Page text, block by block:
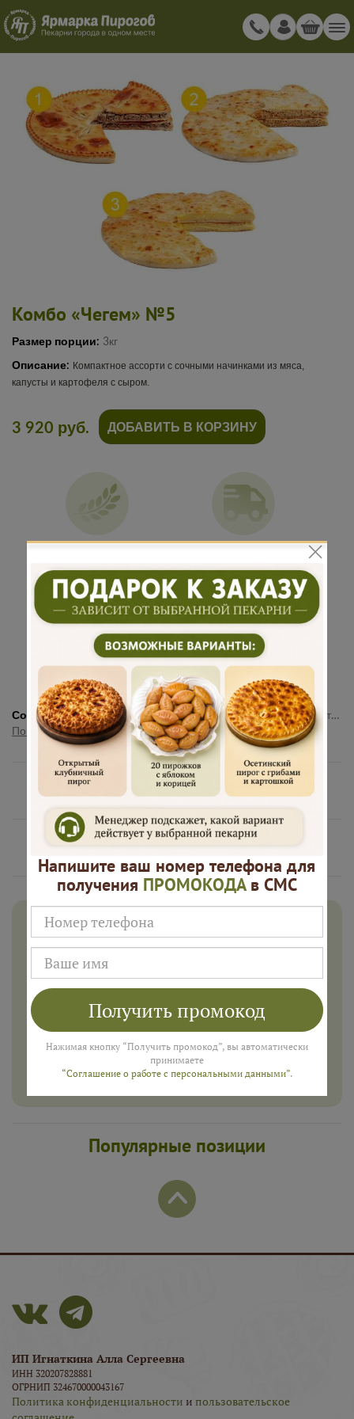
Комбо «Чегем» №5
Размер порции: 3кг
Описание: Компактное ассорти с сочными начинками из мяса,
капусты и картофеля с сыром.
Традиционная
Бережная
Подарок к
каждому
Много
начинки
3 920 руб. ДОБАВИТЬ В КОРЗИНУ
Состав:Пирог традиционный с мясом 1000 г, Пирог с капустой 1000 г, Пирог с картофелем и сыром 1000 г.
Показать полностью
Нам доверяют
Русские Пироги это
Дарим 500 рублей на заказ в
августе!
Введите ваш номер телефона и мы пришлем промокод
для подарка в смс
ПОЛУЧИТЬ
Популярные позиции
ИП Игнаткина Алла Сергеевна
ИНН 320207828881
ОГРНИП 324670000043167
Политика конфиденциальности и пользовательское
Напишите ваш номер телефона для
получения ПРОМОКОДАв СМС
Получить промокод
Нажимая кнопку “Получить промокод”, вы автоматически
принимаете
“Соглашение о работе с персональными данными”.